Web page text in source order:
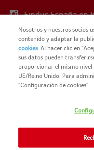
Findus España en
Findus España en
FINDUS
Nosotros y nuestros socios
contenido y adaptar la
cookies. Al hacer clic en
sus datos pueden
proporcionar el mismo
UE/Reino Unido. Para
"Configuración de cookies".